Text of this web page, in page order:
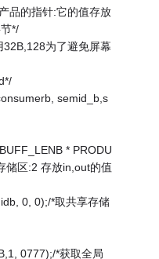
品的指针:它的值存放
*/
为了避免屏幕
semid_b,s
* PRODU
储区:2 存放in,out的值
0, 0);/*取共享存储
0777);/*获取全局